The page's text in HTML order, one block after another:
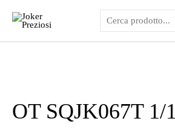
contenuto
OT SQJK067T 1/1